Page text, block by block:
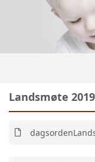
Landsmøte